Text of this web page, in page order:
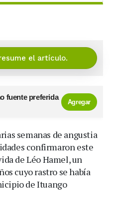
el artículo.
fuente preferida
Agregar
semanas de angustia
confirmaron este
de Léo Hamel, un
cuyo rastro se había
de Ituango